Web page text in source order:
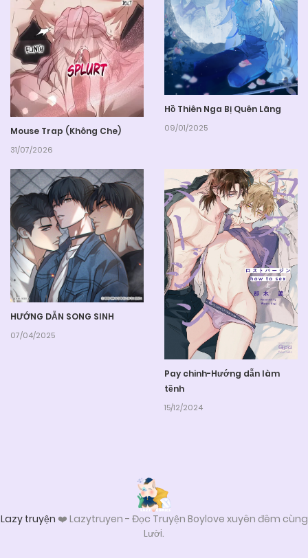
Mouse Trap (Không Che)
31/07/2026
Hồ Thiên Nga Bị Quên Lãng
09/01/2025
HƯỚNG DẪN SONG SINH
07/04/2025
Pay chinh-Hướng dẫn làm
tềnh
15/12/2024
Lazy truyện ❤️ Lazytruyen - Đọc Truyện Boylove xuyên đêm cùng
Lười.